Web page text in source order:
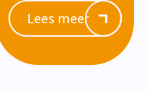
Lees meer